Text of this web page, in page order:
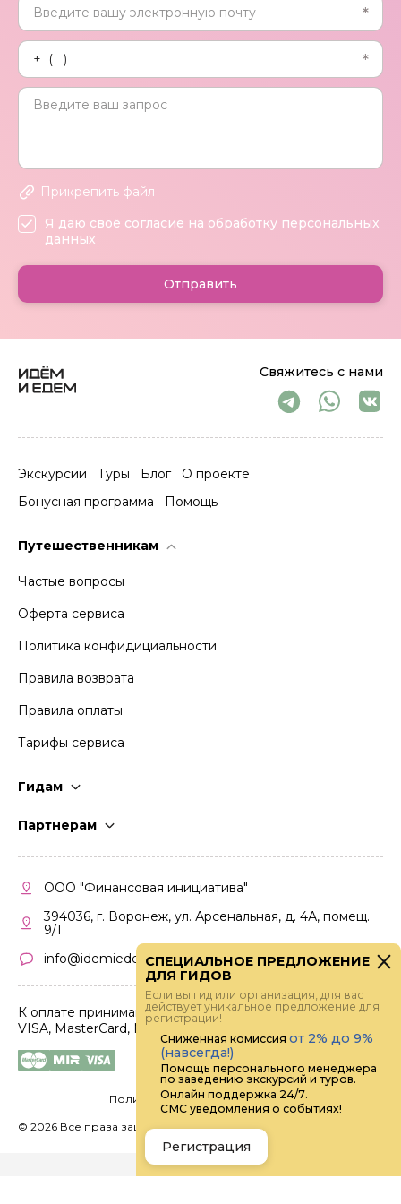
Свяжитесь с нами
Экскурсии Туры Блог
О проекте
Бонусная программа
Помощь
Путешественникам
Частые вопросы
Оферта сервиса
Политика конфидициальности
Правила возврата
Правила оплаты
Тарифы сервиса
Гидам
Партнерам
Кабинет партнера
Правила участия
ООО "Финансовая инициатива"
394036, г. Воронеж, ул. Арсенальная, д. 4А, помещ.
9/1
info@idemiedem.ru
К оплате принимаются карты
VISA, MasterCard, МИР
Политика конфиденциальности
© 2026 Все права защищены.
Прикрепить файл
Я даю своё согласие на обработку персональных
данных
Отправить
СПЕЦИАЛЬНОЕ ПРЕДЛОЖЕНИЕ
ДЛЯ ГИДОВ
Если вы гид или организация, для вас
действует уникальное предложение для
регистрации!
Сниженная комиссия от 2% до 9%
(навсегда!)
Помощь персонального менеджера
по заведению экскурсий и туров.
Онлайн поддержка 24/7.
СМС уведомления о событиях!
Регистрация